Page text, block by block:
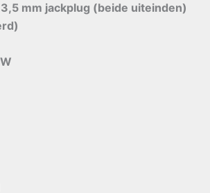
mm jackplug (beide uiteinden)